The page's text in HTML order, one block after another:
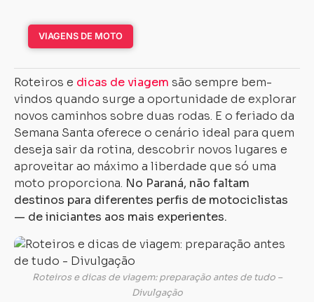
VIAGENS DE MOTO
Roteiros e dicas de viagem são sempre bem-
vindos quando surge a oportunidade de explorar
novos caminhos sobre duas rodas. E o feriado da
Semana Santa oferece o cenário ideal para quem
deseja sair da rotina, descobrir novos lugares e
aproveitar ao máximo a liberdade que só uma
moto proporciona. No Paraná, não faltam
destinos para diferentes perfis de motociclistas
— de iniciantes aos mais experientes.
Roteiros e dicas de viagem: preparação antes de tudo –
Divulgação